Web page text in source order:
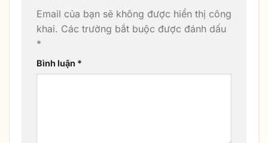
Email của bạn sẽ không được hiển thị công
khai. Các trường bắt buộc được đánh dấu
*
Bình luận *